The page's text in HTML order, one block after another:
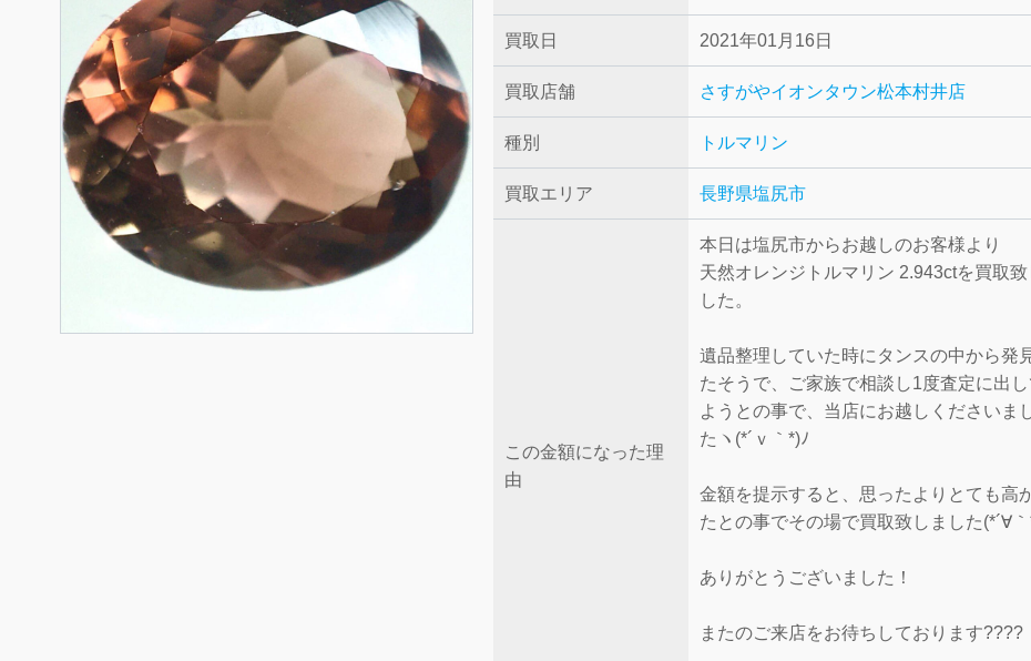
買取日 2021年01月16日
買取店舗 さすがやイオンタウン松本村井店
種別 トルマリン
買取エリア 長野県塩尻市
この金額になった理
由
本日は塩尻市からお越しのお客様より
天然オレンジトルマリン 2.943ctを買取致
した。
遺品整理していた時にタンスの中から発
たそうで、ご家族で相談し1度査定に出
ようとの事で、当店にお越しくださいま
たヽ(*´ｖ｀*)ﾉ
金額を提示すると、思ったよりとても高
たとの事でその場で買取致しました(*´∀
ありがとうございました！
またのご来店をお待ちしております????